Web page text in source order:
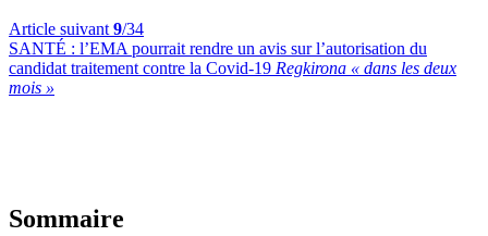
Article suivant 9/34
SANTÉ : l’EMA pourrait rendre un avis sur l’autorisation du
candidat traitement contre la Covid-19 Regkirona « dans les deux
mois »
Sommaire